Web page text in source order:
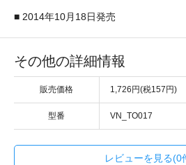
■ 2014年10月18日発売
その他の詳細情報
販売価格 1,726円(税157円)
型番 VN_TO017
レビューを見る(0